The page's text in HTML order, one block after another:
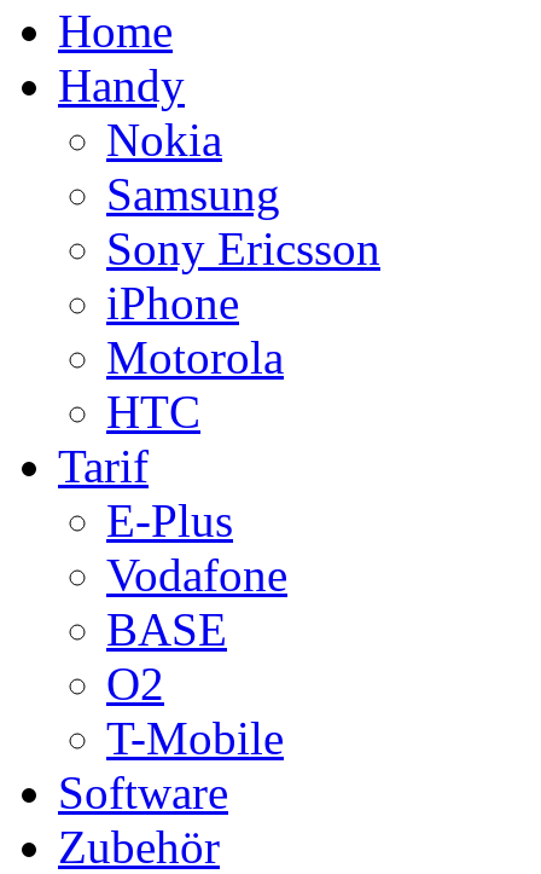
Home
Handy
Nokia
Samsung
Sony Ericsson
iPhone
Motorola
HTC
Tarif
E-Plus
Vodafone
BASE
O2
T-Mobile
Software
Zubehör